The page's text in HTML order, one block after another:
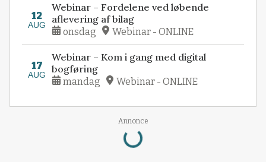
12
AUG
Webinar – Fordelene ved løbende
aflevering af bilag
onsdag Webinar - ONLINE
17
AUG
Webinar – Kom i gang med digital
bogføring
mandag Webinar - ONLINE
Annonce
Loading...